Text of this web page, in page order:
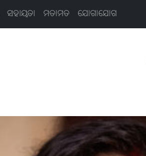
ସହାୟତା ମତାମତ ଯୋଗାଯୋଗ